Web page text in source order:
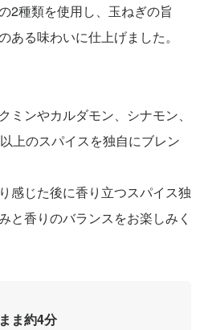
2種類を使用し、玉ねぎの旨
ある味わいに仕上げました。
ミンやカルダモン、シナモン、
上のスパイスを独自にブレン
感じた後に香り立つスパイス独
と香りのバランスをお楽しみく
ま約4分